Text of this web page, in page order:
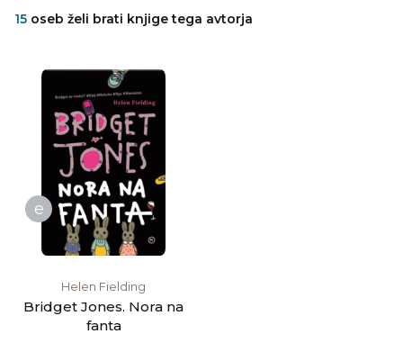
15 oseb želi brati knjige tega avtorja
e
Helen Fielding
Bridget Jones. Nora na
fanta